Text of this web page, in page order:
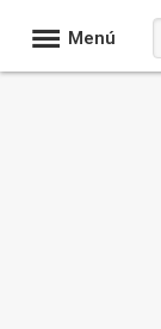
Menú